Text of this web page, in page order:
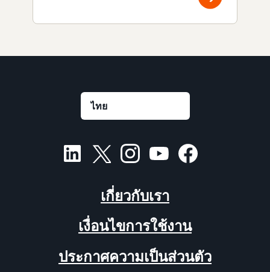
เกี่ยวกับเรา
เงื่อนไขการใช้งาน
ประกาศความเป็นส่วนตัว